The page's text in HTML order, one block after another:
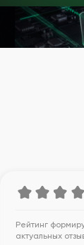
Рейтинг
актуальных